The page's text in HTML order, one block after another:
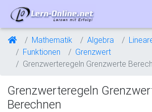
Mathematik Algebra
Funktionen
Grenzwert
Grenzwerteregeln Grenzwerte
Grenzwerteregeln
Berechnen